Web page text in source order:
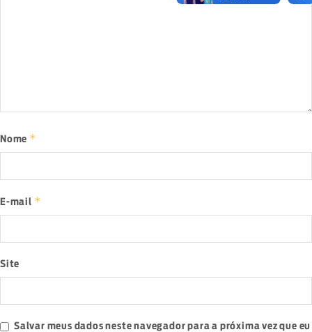
Nome *
E-mail *
Site
Salvar meus dados neste navegador para a próxima vez que eu